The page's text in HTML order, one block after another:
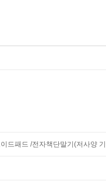
드패드 /전자책단말기(저사양